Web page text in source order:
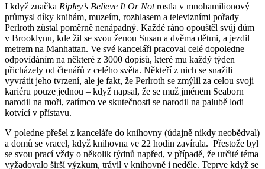
I když značka Ripley’s Believe It Or Notrostla v mnohamilionový
průmysl díky knihám, muzeím, rozhlasem a televizními pořady –
Perlroth zůstal poměrně nenápadný. Každé ráno opouštěl svůj dům
v Brooklynu, kde žil se svou ženou Susan a dvěma dětmi, a jezdil
metrem na Manhattan. Ve své kanceláři pracoval celé dopoledne
odpovídáním na některé z 3000 dopisů, které mu každý týden
přicházely od čtenářů z celého světa. Někteří z nich se snažili
vyvrátit jeho tvrzení, ale je fakt, že Perlroth se zmýlil za celou svoji
kariéru pouze jednou – když napsal, že se muž jménem Seaborn
narodil na moři, zatímco ve skutečnosti se narodil na palubě lodi
kotvící v přístavu.
V poledne přešel z kanceláře do knihovny (údajně nikdy neobědval)
a domů se vracel, když knihovna ve 22 hodin zavírala. Přestože byl
se svou prací vždy o několik týdnů napřed, v případě, že určité téma
vyžadovalo širší výzkum, trávil v knihovně i neděle. Teprve když se